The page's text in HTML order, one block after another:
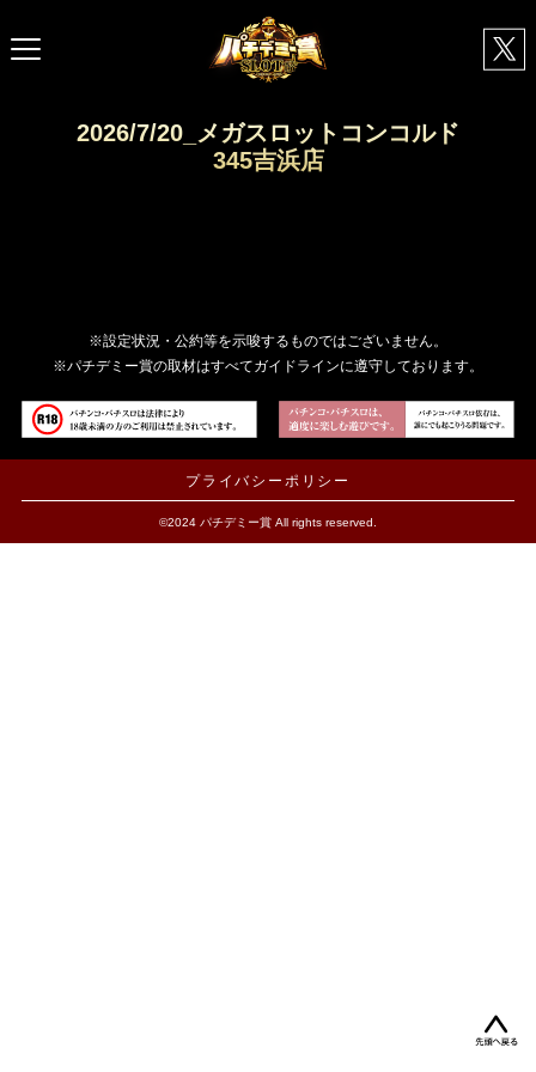
2026/7/20_メガスロットコンコルド
345吉浜店
※設定状況・公約等を示唆するものではございません。
※パチデミー賞の取材はすべてガイドラインに遵守しております。
プライバシーポリシー
©2024 パチデミー賞 All rights reserved.